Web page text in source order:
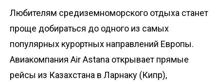
Любителям средиземноморского отдыха станет
проще добираться до одного из самых
популярных курортных направлений Европы.
Авиакомпания Air Astana открывает прямые
рейсы из Казахстана в Ларнаку (Кипр),